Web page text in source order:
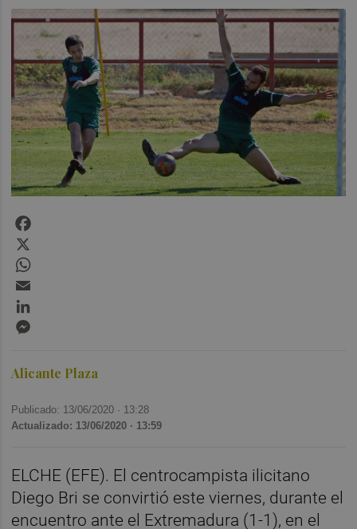
Alicante Plaza
Publicado: 13/06/2020 · 13:28
Actualizado: 13/06/2020 · 13:59
ELCHE (EFE). El centrocampista ilicitano
Diego Bri se convirtió este viernes, durante el
encuentro ante el Extremadura (1-1), en el